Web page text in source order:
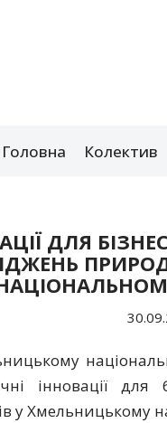
Головна Колектив
ДЛЯ
інновації
у Хмельницькому